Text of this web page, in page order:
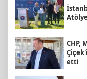
CHP,
etti